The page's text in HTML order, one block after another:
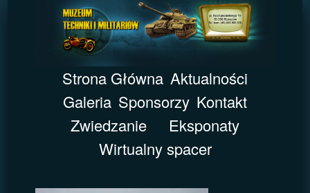
Strona Główna Aktualności
Galeria Sponsorzy Kontakt
Zwiedzanie
Eksponaty
Wirtualny spacer